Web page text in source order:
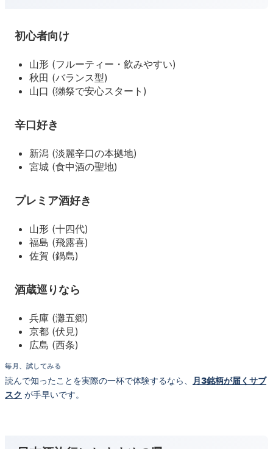
初心者向け
山形 (フルーティー・飲みやすい)
秋田 (バランス型)
山口 (獺祭で安心スタート)
辛口好き
新潟 (淡麗辛口の本拠地)
宮城 (食中酒の聖地)
プレミア酒好き
山形 (十四代)
福島 (飛露喜)
佐賀 (鍋島)
酒蔵巡りなら
兵庫 (灘五郷)
京都 (伏見)
広島 (西条)
毎月、試してみる
読んで知ったことを実際の一杯で体験するなら、
月3銘柄が届くサブ
スク が手早いです。